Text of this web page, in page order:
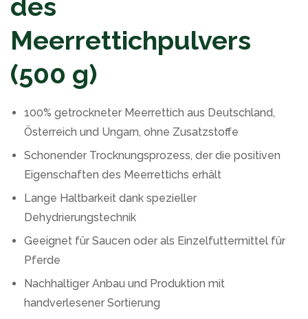
des
Meerrettichpulvers
(500 g)
100% getrockneter Meerrettich aus Deutschland,
Österreich und Ungarn, ohne Zusatzstoffe
Schonender Trocknungsprozess, der die positiven
Eigenschaften des Meerrettichs erhält
Lange Haltbarkeit dank spezieller
Dehydrierungstechnik
Geeignet für Saucen oder als Einzelfuttermittel für
Pferde
Nachhaltiger Anbau und Produktion mit
handverlesener Sortierung